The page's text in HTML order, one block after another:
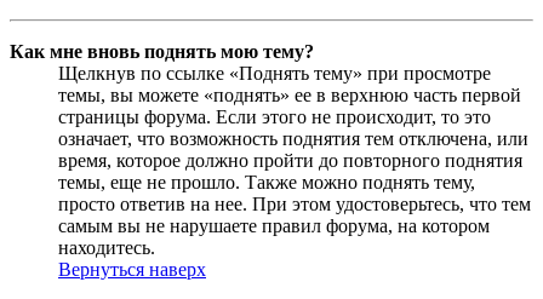
Как мне вновь поднять мою тему?
Щелкнув по ссылке «Поднять тему» при просмотре
темы, вы можете «поднять» ее в верхнюю часть первой
страницы форума. Если этого не происходит, то это
означает, что возможность поднятия тем отключена, или
время, которое должно пройти до повторного поднятия
темы, еще не прошло. Также можно поднять тему,
просто ответив на нее. При этом удостоверьтесь, что тем
самым вы не нарушаете правил форума, на котором
находитесь.
Вернуться наверх